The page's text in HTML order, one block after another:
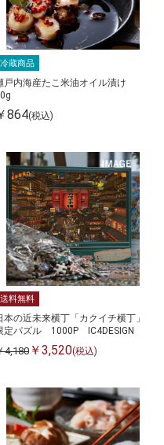
冷蔵商品
戸内海産たこ米油オイル漬け
864(税込)
送料無料
本の近未来横丁「カクイチ横丁」
定パズル 1000P IC4DESIGN
4,180 ￥3,520(税込)